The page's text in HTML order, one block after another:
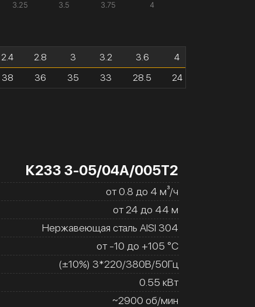
3.25 3.5 3.75 4
2.4
38
2.8
36
3
35
3.2
33
3.6
28.5
4
24
К233 3-05/04А/005Т2
от 0.8 до 4 м³/ч
от 24 до 44 м
Нержавеющая сталь AISI 304
от -10 до +105 °C
(±10%) 3*220/380В/50Гц
0.55 кВт
~2900 об/мин